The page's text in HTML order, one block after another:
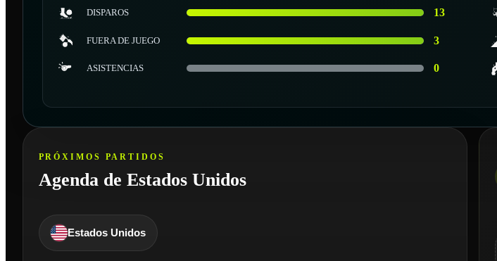
DISPAROS 13
FUERA DE JUEGO 3
ASISTENCIAS 0
PRÓXIMOS PARTIDOS
Agenda de Estados Unidos
Estados Unidos